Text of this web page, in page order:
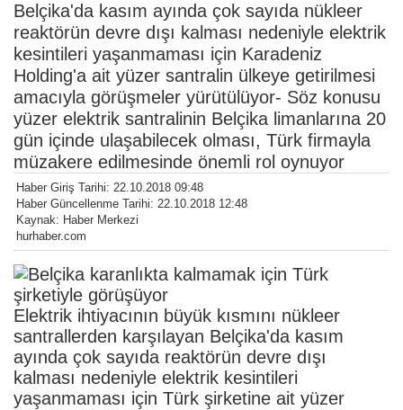
Belçika'da kasım ayında çok sayıda nükleer
reaktörün devre dışı kalması nedeniyle elektrik
kesintileri yaşanmaması için Karadeniz
Holding'a ait yüzer santralin ülkeye getirilmesi
amacıyla görüşmeler yürütülüyor- Söz konusu
yüzer elektrik santralinin Belçika limanlarına 20
gün içinde ulaşabilecek olması, Türk firmayla
müzakere edilmesinde önemli rol oynuyor
Haber Giriş Tarihi: 22.10.2018 09:48
Haber Güncellenme Tarihi: 22.10.2018 12:48
Kaynak: Haber Merkezi
hurhaber.com
Elektrik ihtiyacının büyük kısmını nükleer
santrallerden karşılayan Belçika'da kasım
ayında çok sayıda reaktörün devre dışı
kalması nedeniyle elektrik kesintileri
yaşanmaması için Türk şirketine ait yüzer